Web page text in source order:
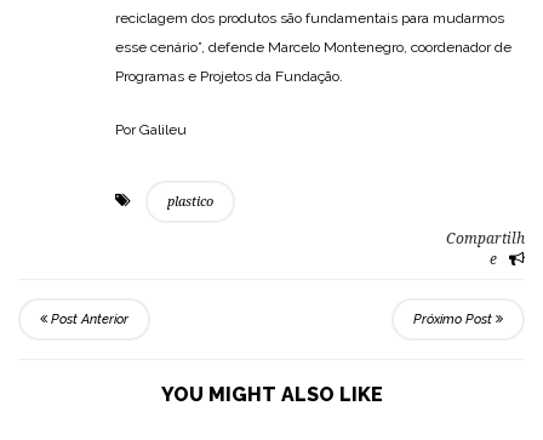
reciclagem dos produtos são fundamentais para mudarmos
esse cenário”, defende Marcelo Montenegro, coordenador de
Programas e Projetos da Fundação.
Por Galileu
plastico
Compartilh
e
Post Anterior Próximo Post
YOU MIGHT ALSO LIKE